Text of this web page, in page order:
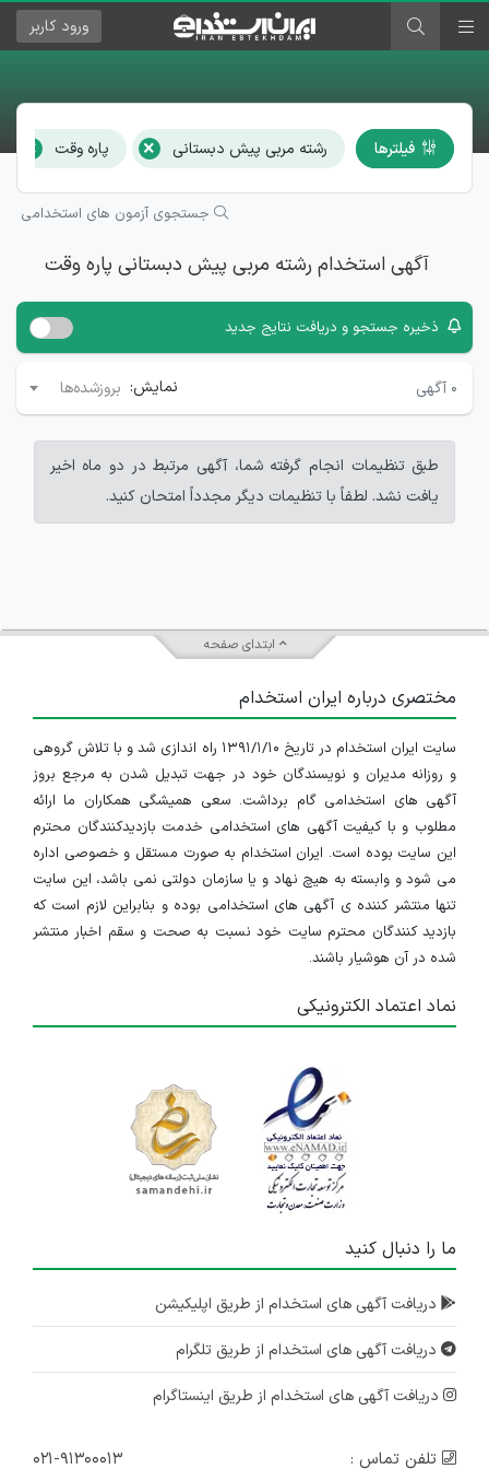
ورود کاربر
فیلترها رشته مربی پیش دبستانی × پاره وقت ×
جستجوی آزمون های استخدامی
آگهی استخدام رشته مربی پیش دبستانی پاره وقت
ذخیره جستجو و دریافت نتایج جدید
۰ آگهی نمایش: بروزشده‌ها
طبق تنظیمات انجام گرفته شما، آگهی مرتبط در دو ماه اخیر
یافت نشد. لطفاً با تنظیمات دیگر مجدداً امتحان کنید.
ابتدای صفحه
مختصری درباره ایران استخدام
سایت ایران استخدام در تاریخ ۱۳۹۱/۱/۱۰ راه اندازی شد و با تلاش گروهی
و روزانه مدیران و نویسندگان خود در جهت تبدیل شدن به مرجع بروز
آگهی های استخدامی گام برداشت. سعی همیشگی همکاران ما ارائه
مطلوب و با کیفیت آگهی های استخدامی خدمت بازدیدکنندگان محترم
این سایت بوده است. ایران استخدام به صورت مستقل و خصوصی اداره
می شود و وابسته به هیچ نهاد و یا سازمان دولتی نمی باشد، این سایت
تنها منتشر کننده ی آگهی های استخدامی بوده و بنابراین لازم است که
بازدید کنندگان محترم سایت خود نسبت به صحت و سقم اخبار منتشر
شده در آن هوشیار باشند.
نماد اعتماد الکترونیکی
ما را دنبال کنید
دریافت آگهی های استخدام از طریق اپلیکیشن
دریافت آگهی های استخدام از طریق تلگرام
دریافت آگهی های استخدام از طریق اینستاگرام
تلفن تماس : ۰۲۱-۹۱۳۰۰۰۱۳